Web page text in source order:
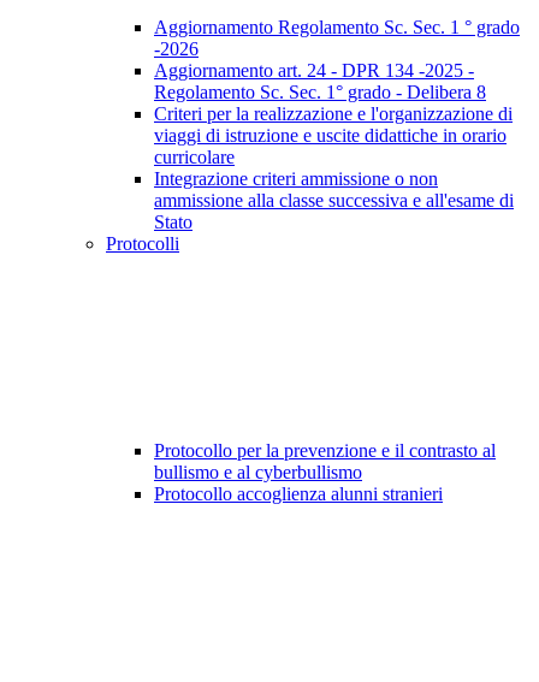
Aggiornamento Regolamento Sc. Sec. 1 ° grado
-2026
Aggiornamento art. 24 - DPR 134 -2025 -
Regolamento Sc. Sec. 1° grado - Delibera 8
Criteri per la realizzazione e l'organizzazione di
viaggi di istruzione e uscite didattiche in orario
curricolare
Integrazione criteri ammissione o non
ammissione alla classe successiva e all'esame di
Stato
Protocolli
Protocollo per la prevenzione e il contrasto al
bullismo e al cyberbullismo
Protocollo accoglienza alunni stranieri